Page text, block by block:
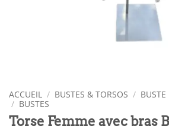
ACCUEIL / BUSTES & TORSOS /
/ BUSTES
Torse Femme avec bras